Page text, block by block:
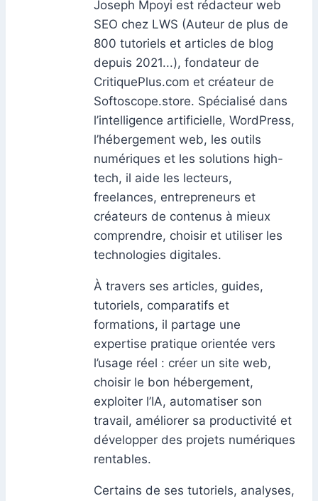
Joseph Mpoyi est rédacteur web
SEO chez LWS (Auteur de plus de
800 tutoriels et articles de blog
depuis 2021...), fondateur de
CritiquePlus.com et créateur de
Softoscope.store. Spécialisé dans
l’intelligence artificielle, WordPress,
l’hébergement web, les outils
numériques et les solutions high-
tech, il aide les lecteurs,
freelances, entrepreneurs et
créateurs de contenus à mieux
comprendre, choisir et utiliser les
technologies digitales.
À travers ses articles, guides,
tutoriels, comparatifs et
formations, il partage une
expertise pratique orientée vers
l’usage réel : créer un site web,
choisir le bon hébergement,
exploiter l’IA, automatiser son
travail, améliorer sa productivité et
développer des projets numériques
rentables.
Certains de ses tutoriels, analyses,